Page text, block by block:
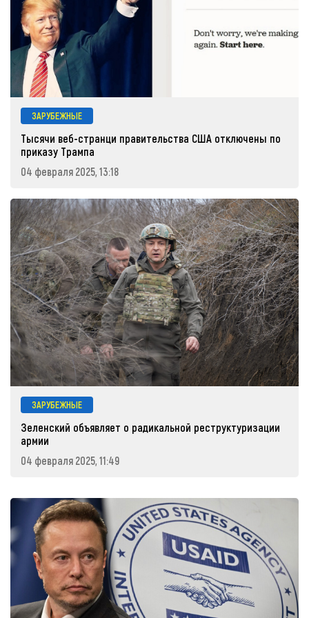
ЗАРУБЕЖНЫЕ
Тысячи веб-странци правительства США отключены по
приказу Трампа
04 февраля 2025, 13:18
ЗАРУБЕЖНЫЕ
Зеленский объявляет о радикальной реструктуризации
армии
04 февраля 2025, 11:49